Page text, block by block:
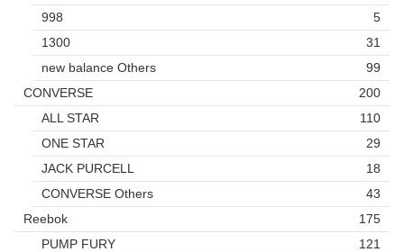
998
5
1300
31
new balance Others
99
CONVERSE
200
ALL STAR
110
ONE STAR
29
JACK PURCELL
18
CONVERSE Others
43
Reebok
175
PUMP FURY
121